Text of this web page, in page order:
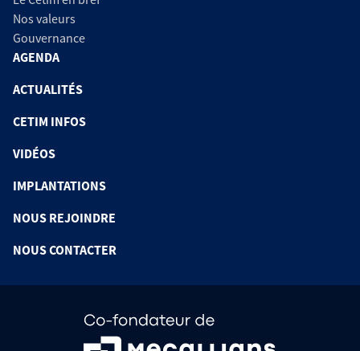
Nos valeurs
Gouvernance
AGENDA
ACTUALITÉS
CETIM INFOS
VIDÉOS
IMPLANTATIONS
NOUS REJOINDRE
NOUS CONTACTER